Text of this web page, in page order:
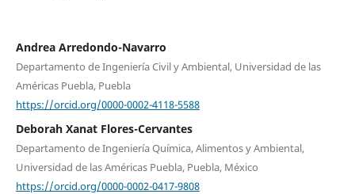
Andrea Arredondo-Navarro
Departamento de Ingeniería Civil y Ambiental, Universidad de las
Américas Puebla, Puebla
https://orcid.org/0000-0002-4118-5588
Deborah Xanat Flores-Cervantes
Departamento de Ingeniería Química, Alimentos y Ambiental,
Universidad de las Américas Puebla, Puebla, México
https://orcid.org/0000-0002-0417-9808